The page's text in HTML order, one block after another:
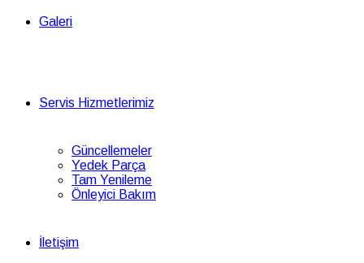
Galeri
Servis Hizmetlerimiz
Güncellemeler
Yedek Parça
Tam Yenileme
Önleyici Bakım
İletişim